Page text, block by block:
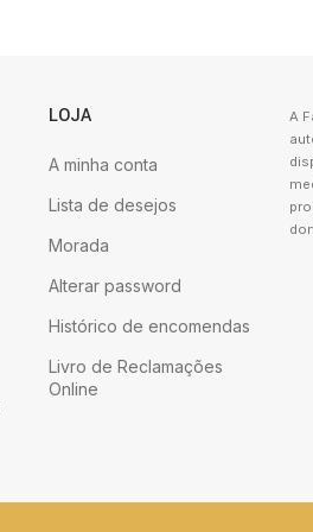
LOJA
A minha conta
Lista de desejos
Morada
Alterar password
Histórico de encomendas
Livro de Reclamações
Online
A